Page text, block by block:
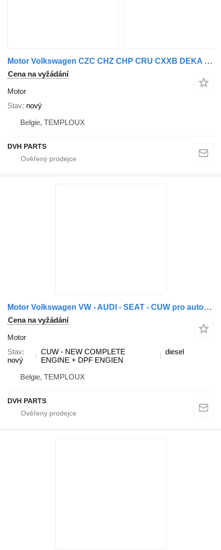
Motor Volkswagen CZC CHZ CHP CRU CXXB DEKA CRU CZT DFLA DKL pro automobilu Volkswagen POLO,GOLF,TOURAN,T-ROC ,TIGUAN,CADDY,SIROCCO ,CC
Cena na vyžádání
Motor
Stav nový
Belgie, TEMPLOUX
DVH PARTS
Motor Volkswagen VW - AUDI - SEAT - CUW pro automobilu Volkswagen TIGUAN - SIROCCO - Q3
Cena na vyžádání
Motor
Stav
nový
CUW - NEW COMPLETE
ENGINE + DPF ENGIEN
diesel
Belgie, TEMPLOUX
DVH PARTS